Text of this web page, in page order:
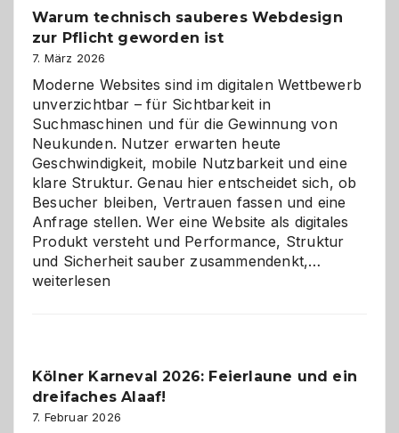
den
Logikrätseln
Warum technisch sauberes Webdesign
zur Pflicht geworden ist
7. März 2026
Moderne Websites sind im digitalen Wettbewerb
unverzichtbar – für Sichtbarkeit in
Suchmaschinen und für die Gewinnung von
Neukunden. Nutzer erwarten heute
Geschwindigkeit, mobile Nutzbarkeit und eine
klare Struktur. Genau hier entscheidet sich, ob
Besucher bleiben, Vertrauen fassen und eine
Anfrage stellen. Wer eine Website als digitales
Produkt versteht und Performance, Struktur
und Sicherheit sauber zusammendenkt,…
geworden
weiterlesen
Kölner Karneval 2026: Feierlaune und ein
dreifaches Alaaf!
7. Februar 2026